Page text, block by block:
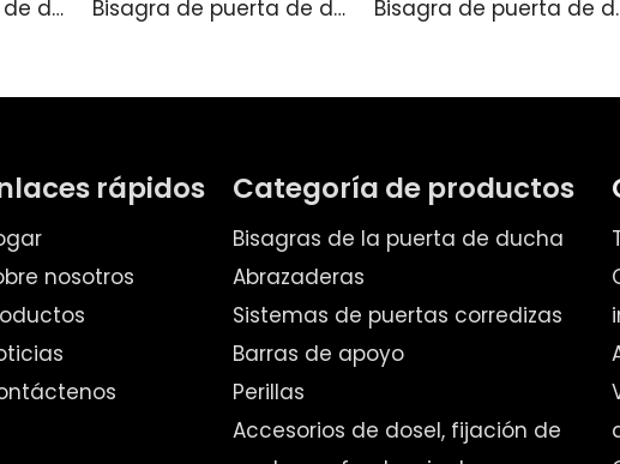
Bisagra de puerta de ducha de vidrio TD4255 Bisagra de puerta de ducha de vidrio SK4271 Bisagra
rápidos
nosotros
Categoría de productos
Bisagras de la puerta de ducha
Abrazaderas
Sistemas de puertas corredizas
Barras de apoyo
Perillas
Accesorios de dosel, fijación de